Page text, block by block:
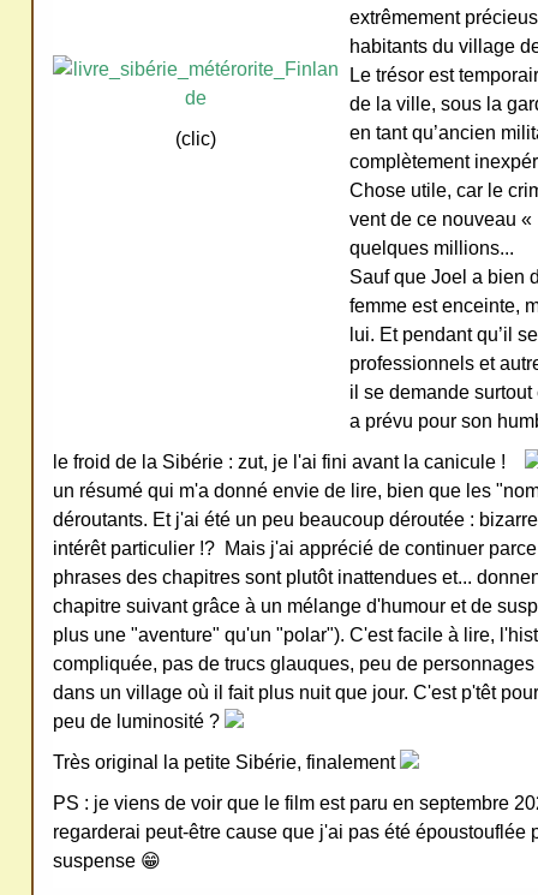
(clic)
extrêmement
habitants du village
Le trésor est
de la ville, sous la
en tant qu’ancien
complètement
Chose utile, car le
vent de ce nouveau
quelques millions...
Sauf que Joel a bien
femme est enceinte,
lui. Et pendant qu’il
professionnels et
il se demande
a prévu pour son
le froid de la Sibérie : zut, je l'ai fini avant la canicule !
un résumé qui m'a donné envie de lire, bien que les
déroutants. Et j'ai été un peu beaucoup déroutée :
intérêt particulier !? Mais j'ai apprécié de continuer
phrases des chapitres sont plutôt inattendues et...
chapitre suivant grâce à un mélange d'humour et de
plus une "aventure" qu'un "polar"). C'est facile à lire,
compliquée, pas de trucs glauques, peu de
dans un village où il fait plus nuit que jour. C'est p'têt
peu de luminosité ?
Très original la petite Sibérie, finalement
PS : je viens de voir que le film est paru en septembre
regarderai peut-être cause que j'ai pas été époustouflée
suspense 😁